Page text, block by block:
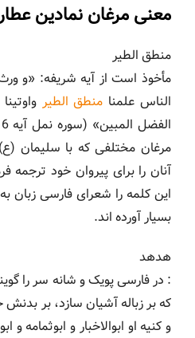
معنی مرغان نمادین
منطق الطیر
مأخوذ است از آیه شریفه: «و
الناس علمنا منطق الطیر
مرغان مختلفی که با سلیمان
آنان را برای پیروان خود ترجمه
این کلمه را شعرای فارسی زبان
بسیار آورده اند.
هدهد
: در فارسی پویک و شانه سر را
که بر زباله آشیان سازد، بر
و کنیه او ابوالاخبار و ابوثمامه و